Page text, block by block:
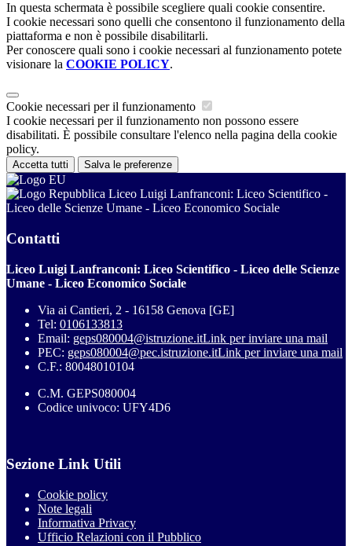
In questa schermata è possibile scegliere quali cookie consentire.
I cookie necessari sono quelli che consentono il funzionamento della
piattaforma e non è possibile disabilitarli.
Per conoscere quali sono i cookie necessari al funzionamento potete
visionare la COOKIE POLICY.
Cookie necessari per il funzionamento
I cookie necessari per il funzionamento non possono essere
disabilitati. È possibile consultare l'elenco nella pagina della cookie
policy.
Accetta tutti Salva le preferenze
Liceo Luigi Lanfranconi: Liceo Scientifico -
Liceo delle Scienze Umane - Liceo Economico Sociale
Contatti
Liceo Luigi Lanfranconi: Liceo Scientifico - Liceo delle Scienze
Umane - Liceo Economico Sociale
Via ai Cantieri, 2 - 16158 Genova [GE]
Tel: 0106133813
Email: geps080004@istruzione.itLink per inviare una mail
PEC: geps080004@pec.istruzione.itLink per inviare una mail
C.F.: 80048010104
C.M. GEPS080004
Codice univoco: UFY4D6
Sezione Link Utili
Cookie policy
Note legali
Informativa Privacy
Ufficio Relazioni con il Pubblico